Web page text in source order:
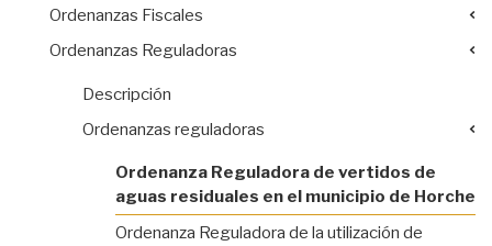
Ordenanzas Fiscales
Ordenanzas Reguladoras
Descripción
Ordenanzas reguladoras
Ordenanza Reguladora de vertidos de
aguas residuales en el municipio de Horche
Ordenanza Reguladora de la utilización de